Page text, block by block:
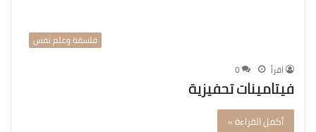
فلسفة وعلم نّفس
اقرأ
0
فيتامينات تحفيزية
أكمل القراءة »